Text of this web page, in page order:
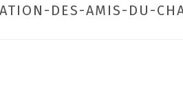
DES-AMIS-DU-